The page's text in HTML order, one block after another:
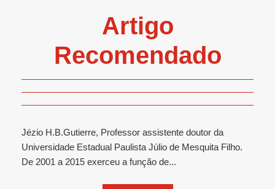
Artigo
Recomendado
Jézio H.B.Gutierre, Professor assistente doutor da
Universidade Estadual Paulista Júlio de Mesquita Filho.
De 2001 a 2015 exerceu a função de...